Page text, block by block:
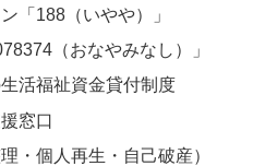
「188（いやや）」
（おなやみなし）」
活福祉資金貸付制度
窓口
・個人再生・自己破産）